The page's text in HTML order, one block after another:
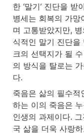
한 ‘말기’ 진단을
병세는 회복의 가망
며 고통받았지만,
식적인 말기 진단
크의 선택지가 될
의 방식을 탈로는
다.
죽음은 삶의 필수
하는 이의 죽음은
인생의 과제이다.
국 삶을 더욱 사랑